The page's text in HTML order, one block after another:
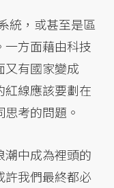
統，或甚至是區
一方面藉由科技
又有國家變成
紅線應該要劃在
考的問題。
潮中成為裡頭的
許我們最終都必